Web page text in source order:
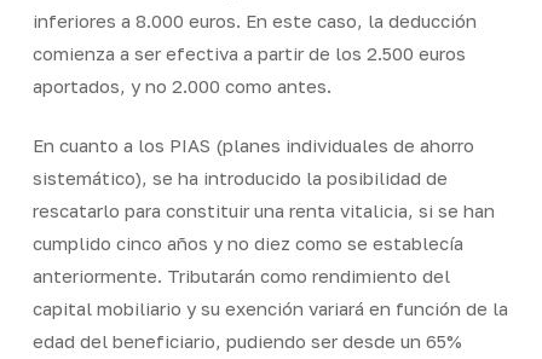
inferiores a 8.000 euros. En este caso, la deducción
comienza a ser efectiva a partir de los 2.500 euros
aportados, y no 2.000 como antes.
En cuanto a los PIAS (planes individuales de ahorro
sistemático), se ha introducido la posibilidad de
rescatarlo para constituir una renta vitalicia, si se han
cumplido cinco años y no diez como se establecía
anteriormente. Tributarán como rendimiento del
capital mobiliario y su exención variará en función de la
edad del beneficiario, pudiendo ser desde un 65%